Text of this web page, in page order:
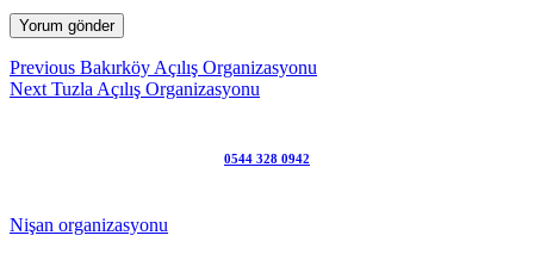
Yazı
gezinmesi
Previous Previous
post:
Bakırköy Açılış Organizasyonu
Next Next
Tuzla Açılış Organizasyonu
0544 328 0942
Nişan organizasyonu